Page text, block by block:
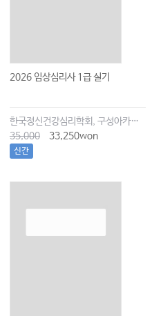
2026 임상심리사 1급 실기
한국정신건강심리학회, 구성아카데미 대표 저자 이은주, 임의진, 이창희, 이현승
35,000
33,250won
신간